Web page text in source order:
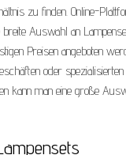
zu finden. Online-
breite Auswahl an
Preisen angeboten
oder spezialisierten
kann man eine große